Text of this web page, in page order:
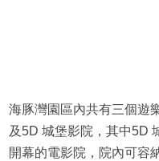
海豚灣園區內共有三個遊
及5D 城堡影院，其中5D
開幕的電影院，院內可容